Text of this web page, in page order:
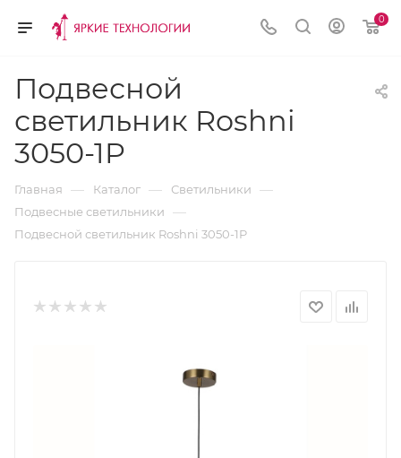
0
Подвесной
светильник Roshni
3050-1P
Главная — Каталог — Светильники —
Подвесные светильники —
Подвесной светильник Roshni 3050-1P